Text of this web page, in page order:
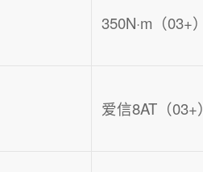
350N·m（03+）
爱信8AT（03+）